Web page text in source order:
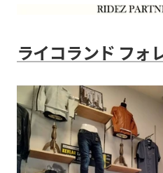
ライコランド フォ